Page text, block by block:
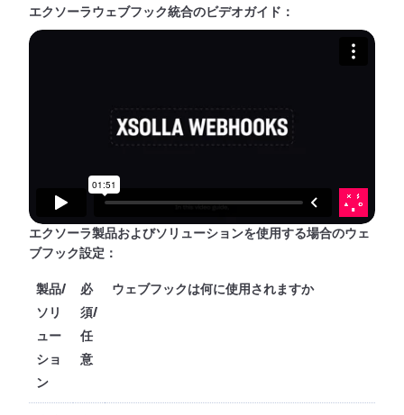
エクソーラウェブフック統合のビデオガイド：
エクソーラ製品およびソリューションを使用する場合のウェ
ブフック設定：
製品/
ソリ
ュー
ショ
ン
必
須/
任
意
ウェブフックは何に使用されますか